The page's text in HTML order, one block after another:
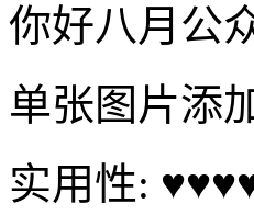
你好八月公
单张图片添
实用性: